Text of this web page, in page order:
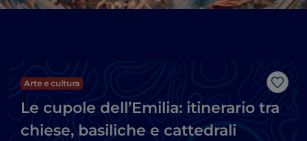
Like
Arte e cultura
Le cupole dell’Emilia: itinerario tra
chiese, basiliche e cattedrali